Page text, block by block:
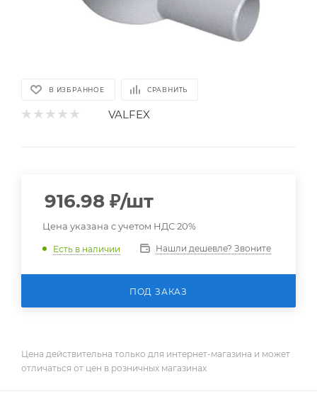
В ИЗБРАННОЕ СРАВНИТЬ
VALFEX
916.98 ₽/шт
Цена указана с учетом НДС 20%
Есть в наличии Нашли дешевле? Звоните
ПОД ЗАКАЗ
Цена действительна только для интернет-магазина и может
отличаться от цен в розничных магазинах